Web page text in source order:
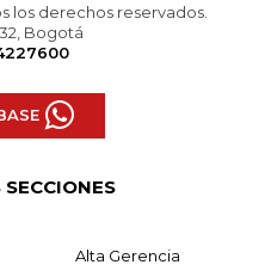
los derechos reservados.
32, Bogotá
Alta Gerencia